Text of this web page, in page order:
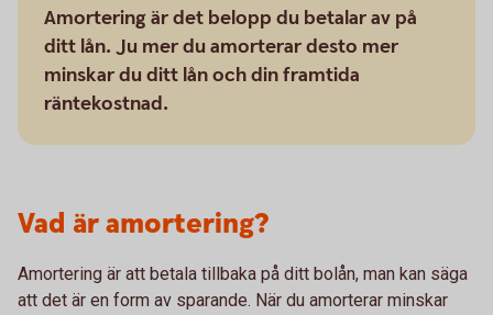
Amortering är det belopp du betalar av på
ditt lån. Ju mer du amorterar desto mer
minskar du ditt lån och din framtida
räntekostnad.
Vad är amortering?
Amortering är att betala tillbaka på ditt bolån, man kan säga
att det är en form av sparande. När du amorterar minskar